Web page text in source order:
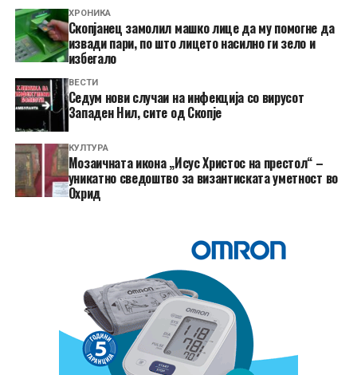
ХРОНИКА
Скопјанец замолил машко лице да му помогне да
извади пари, по што лицето насилно ги зело и
избегало
ВЕСТИ
Седум нови случаи на инфекција со вирусот
Западен Нил, сите од Скопје
КУЛТУРА
Мозаичната икона „Исус Христос на престол“ –
уникатно сведоштво за византиската уметност во
Охрид